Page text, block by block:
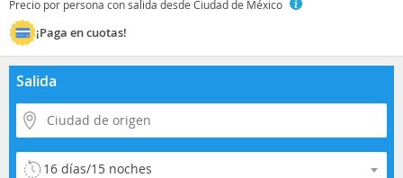
Precio por persona con salida desde Ciudad de México
¡Paga en cuotas!
Salida
Selecciona la duración del viaje